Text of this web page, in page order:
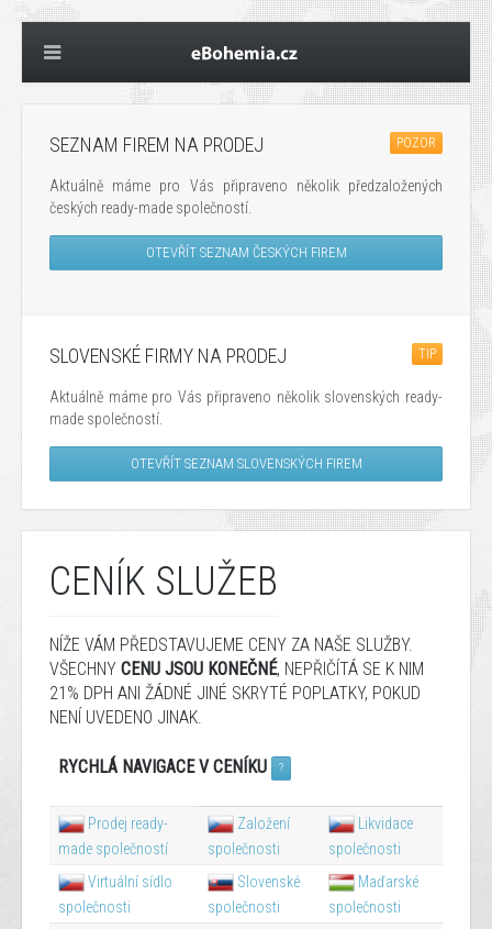
SEZNAM FIREM NA PRODEJ POZOR
Aktuálně máme pro Vás připraveno několik předzaložených
českých ready-made společností.
OTEVŘÍT SEZNAM ČESKÝCH FIREM
SLOVENSKÉ FIRMY NA PRODEJ TIP
Aktuálně máme pro Vás připraveno několik slovenských ready-
made společností.
OTEVŘÍT SEZNAM SLOVENSKÝCH FIREM
CENÍK SLUŽEB
NÍŽE VÁM PŘEDSTAVUJEME CENY ZA NAŠE SLUŽBY.
VŠECHNY CENU JSOU KONEČNÉ, NEPŘIČÍTÁ SE K NIM
21% DPH ANI ŽÁDNÉ JINÉ SKRYTÉ POPLATKY, POKUD
NENÍ UVEDENO JINAK.
RYCHLÁ NAVIGACE V CENÍKU ?
Prodej ready-
made společností
Založení
společnosti
Likvidace
společnosti
Virtuální sídlo
společnosti
Slovenské
společnosti
Maďarské
společnosti